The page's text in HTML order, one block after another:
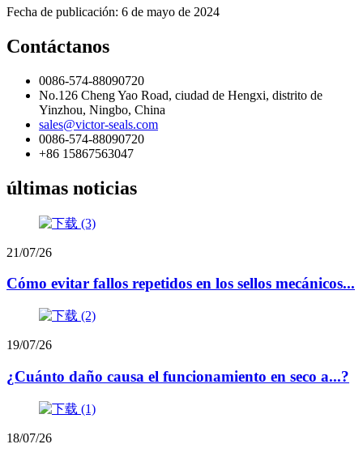
Fecha de publicación: 6 de mayo de 2024
Contáctanos
0086-574-88090720
No.126 Cheng Yao Road, ciudad de Hengxi, distrito de
Yinzhou, Ningbo, China
sales@victor-seals.com
0086-574-88090720
+86 15867563047
últimas noticias
21/07/26
Cómo evitar fallos repetidos en los sellos mecánicos...
19/07/26
¿Cuánto daño causa el funcionamiento en seco a...?
18/07/26